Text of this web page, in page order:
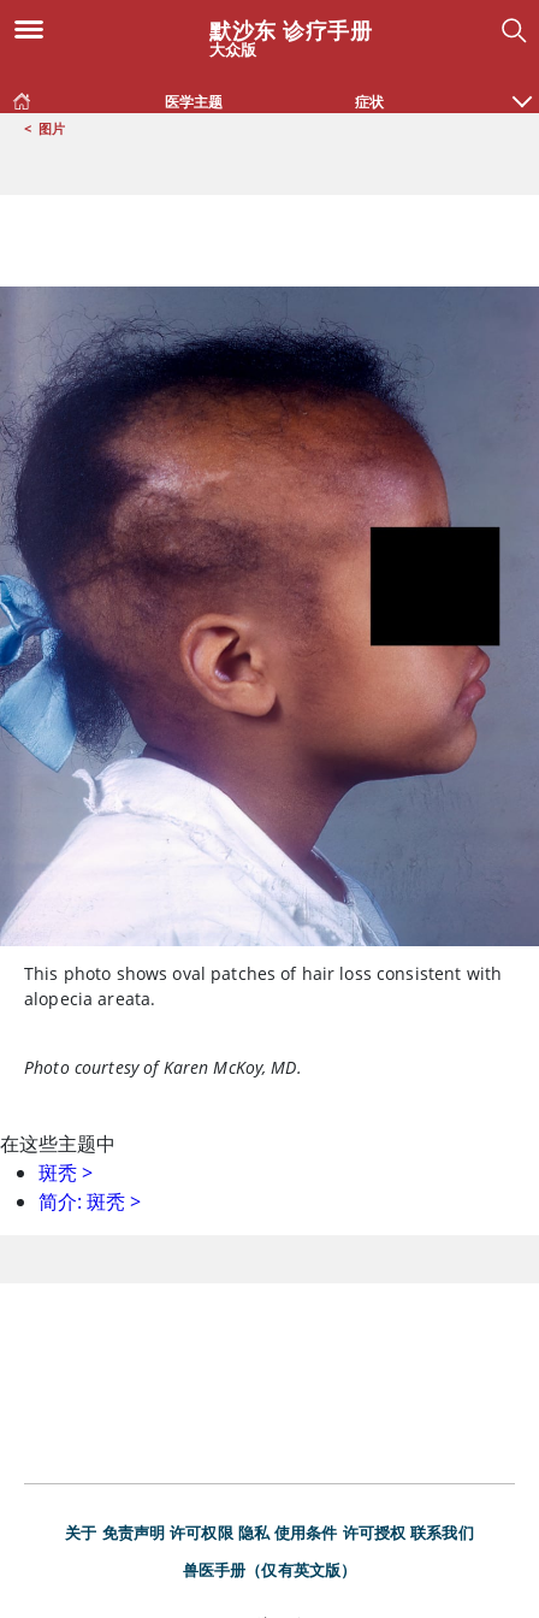
默沙东 诊疗手册
大众版
医学主题 症状
< 图片
This photo shows oval patches of hair loss consistent with
alopecia areata.
Photo courtesy of Karen McKoy, MD.
在这些主题中
斑秃>
简介: 斑秃>
关于 免责声明 许可权限 隐私 使用条件 许可授权 联系我们
兽医手册（仅有英文版）